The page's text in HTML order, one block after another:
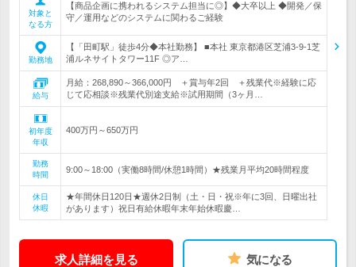
対象と
なる方
【商品企画に携われるシステム担当に◎】◆大卒以上 ◆開発／保
守／運用などのシステムに関わるご経験
勤務地
【「田町駅」徒歩4分◆本社勤務】 ■本社 東京都港区芝浦3-9-1芝
浦ルネサイトタワー11F ◎ア…
給与
月給：268,890～366,000円 ＋賞与年2回 ＋残業代※経験に応
じて応相談※残業代別途支給※試用期間（3ヶ月…
初年度
年収
400万円～650万円
勤務
時間
9:00～18:00（実働8時間/休憩1時間）★残業月平均20時間程度
休日
休暇
★年間休日120日★週休2日制（土・日・祝※年に3回、日曜出社
があります）祝日有給休暇年末年始休暇慶…
求人詳細を見る 気になる